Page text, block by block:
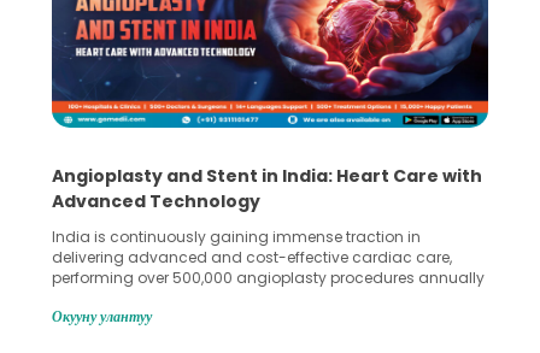
Angioplasty and Stent in India: Heart Care with
Advanced Technology
India is continuously gaining immense traction in
delivering advanced and cost-effective cardiac care,
performing over 500,000 angioplasty procedures annually
globe are searching for treatments like angioplasty and
Окууну улантуу